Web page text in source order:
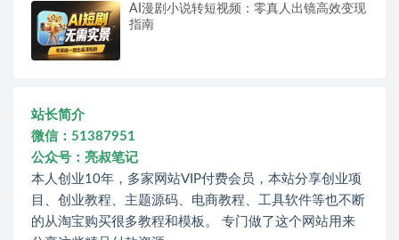
AI漫剧小说转短视频：零真人出镜高效变现
指南
站长简介
微信：51387951
公众号：亮叔笔记
本人创业10年，多家网站VIP付费会员，本站分享创业项
目、创业教程、主题源码、电商教程、工具软件等也不断
的从淘宝购买很多教程和模板。 专门做了这个网站用来